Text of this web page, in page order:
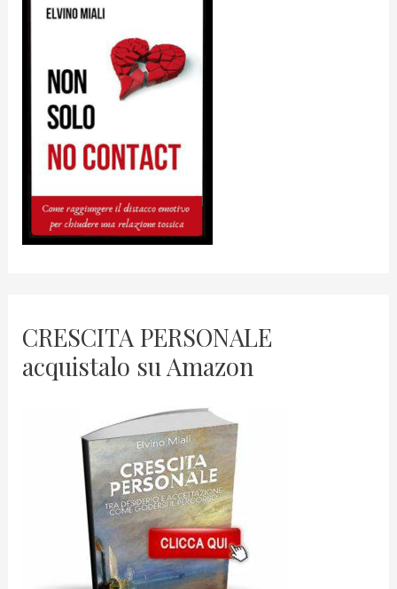
CRESCITA PERSONALE
acquistalo su Amazon